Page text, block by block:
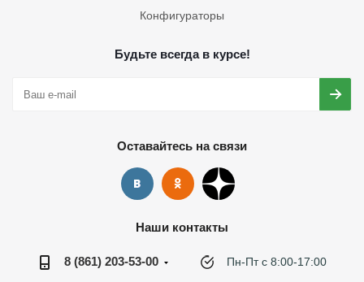
Конфигураторы
Будьте всегда в курсе!
Оставайтесь на связи
Наши контакты
8 (861) 203-53-00 Пн-Пт с 8:00-17:00